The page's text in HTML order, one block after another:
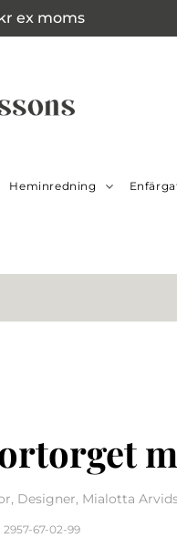
ex moms
Heminredning
Designer, Mialotta
2957-67-02-99